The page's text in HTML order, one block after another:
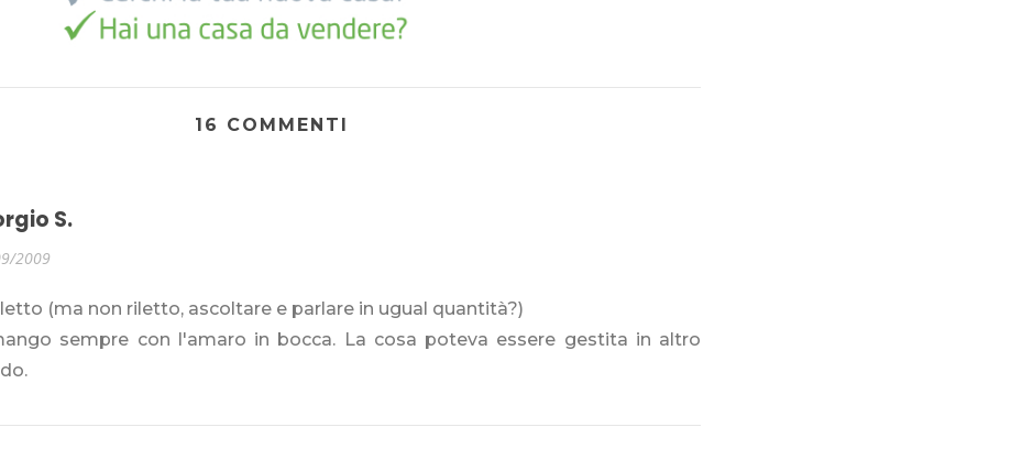
16 COMMENTI
S.
2009
(ma non riletto, ascoltare e parlare in ugual quantità?)
sempre con l'amaro in bocca. La cosa poteva essere gestita in altro